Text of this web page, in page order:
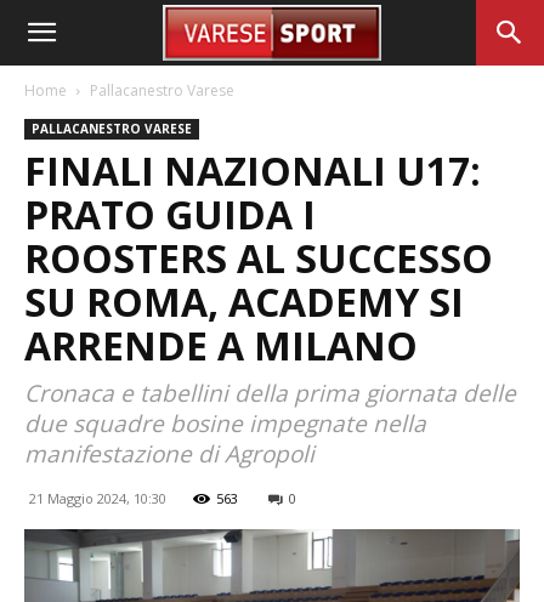
Home Pallacanestro Varese
PALLACANESTRO VARESE
FINALI NAZIONALI U17:
PRATO GUIDA I
ROOSTERS AL SUCCESSO
SU ROMA, ACADEMY SI
ARRENDE A MILANO
Cronaca e tabellini della prima giornata delle
due squadre bosine impegnate nella
manifestazione di Agropoli
21 Maggio 2024, 10:30 563 0